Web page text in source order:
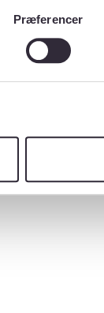
Præferencer